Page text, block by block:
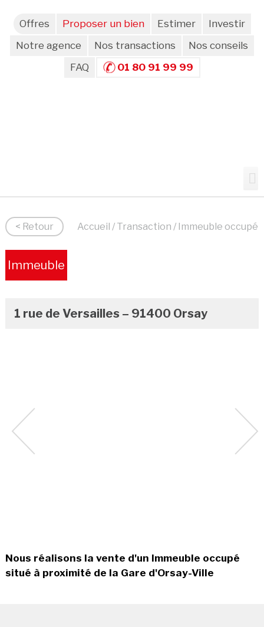
Offres Proposer un bien Estimer
Investir
Notre agence
Nos transactions
Nos conseils
FAQ
01 80 91 99 99
< Retour Accueil / Transaction / Immeuble occupé
Immeuble
1 rue de Versailles – 91400 Orsay
Nous réalisons la vente d'un Immeuble occupé
situé à proximité de la Gare d'Orsay-Ville